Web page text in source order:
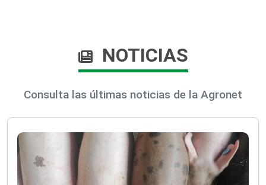
NOTICIAS
Consulta las últimas noticias de la Agronet